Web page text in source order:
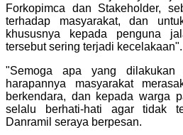
Forkopimca dan Stakeholder,
terhadap masyarakat, dan
khususnya kepada penguna
tersebut sering terjadi kecelakaan".
"Semoga apa yang dilakukan
harapannya masyarakat
berkendara, dan kepada warga
selalu berhati-hati agar tidak
Danramil seraya berpesan.